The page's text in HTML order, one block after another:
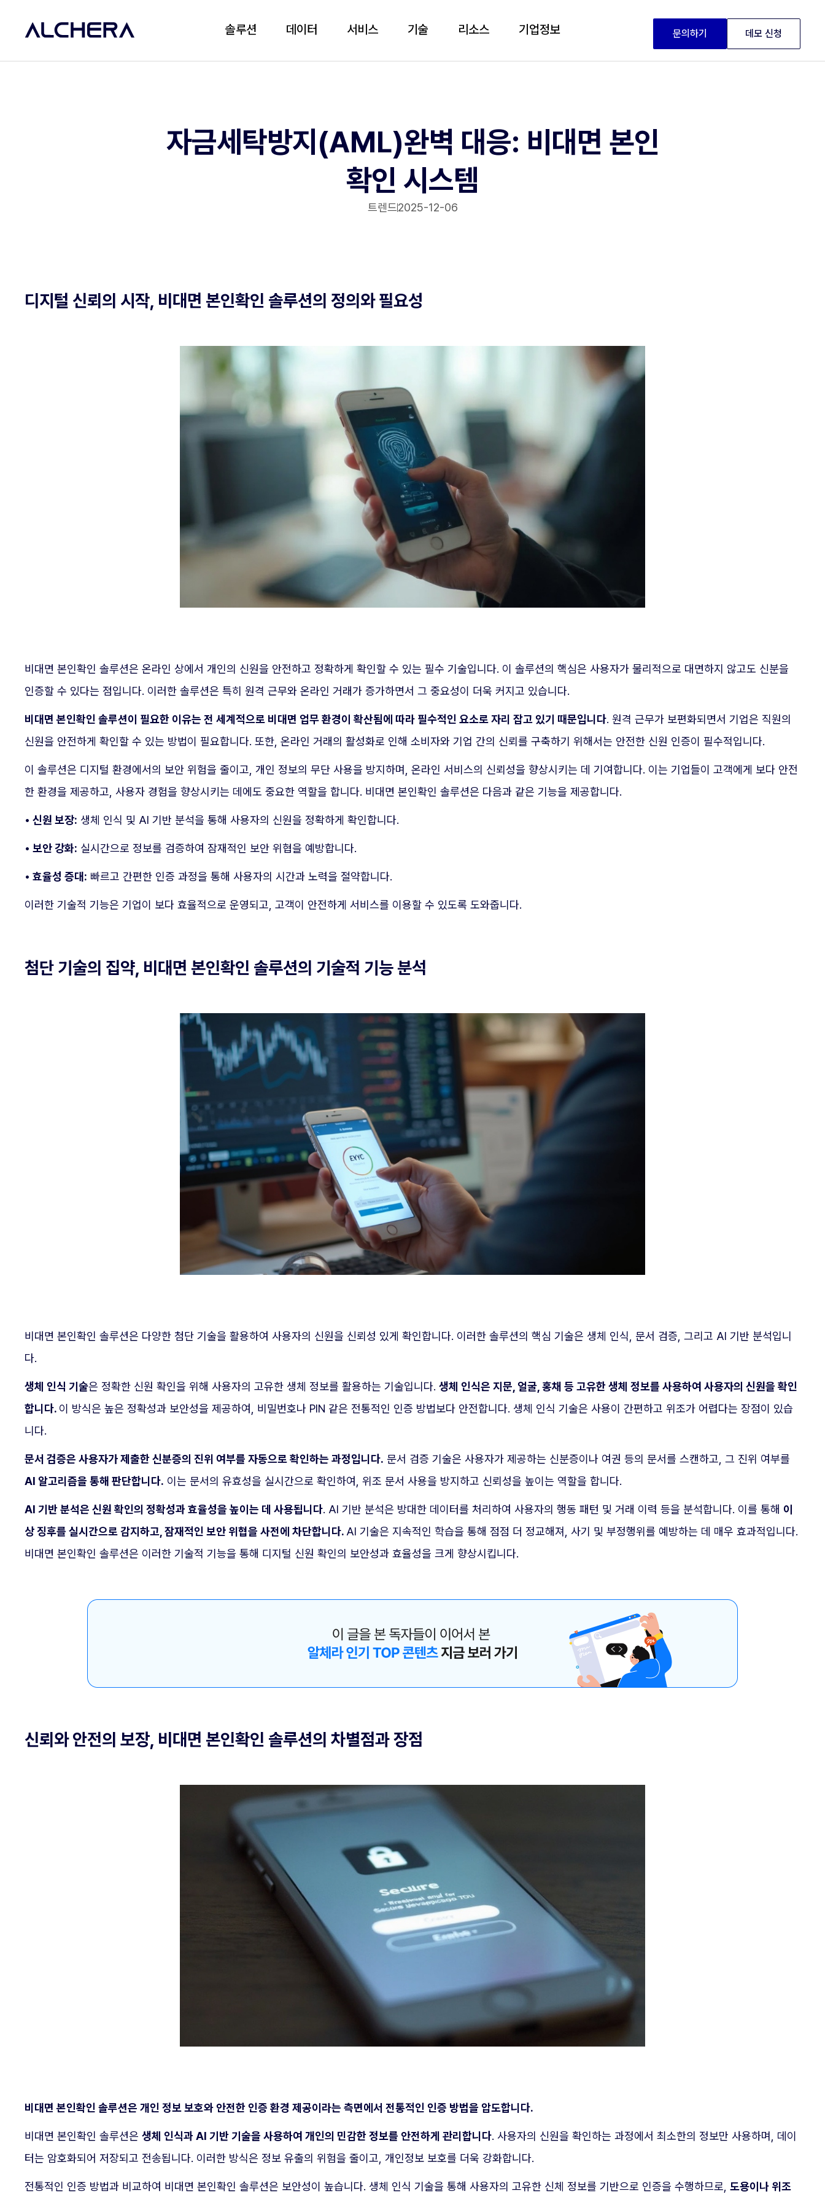
솔루션 데이터 서비스 기술 리소스 기업정보 문의하기 데모 신청
자금세탁방지(AML)완벽 대응: 비대면 본인
확인 시스템
트렌드2025-12-06
디지털 신뢰의 시작, 비대면 본인확인 솔루션의 정의와 필요성
비대면 본인확인 솔루션은 온라인 상에서 개인의 신원을 안전하고 정확하게 확인할 수 있는 필수 기술입니다. 이 솔루션의 핵심은 사용자가 물리적으로 대면하지 않고도 신분을
인증할 수 있다는 점입니다. 이러한 솔루션은 특히 원격 근무와 온라인 거래가 증가하면서 그 중요성이 더욱 커지고 있습니다.
비대면 본인확인 솔루션이 필요한 이유는 전 세계적으로 비대면 업무 환경이 확산됨에 따라 필수적인 요소로 자리 잡고 있기 때문입니다. 원격 근무가 보편화되면서 기업은 직원의
신원을 안전하게 확인할 수 있는 방법이 필요합니다. 또한, 온라인 거래의 활성화로 인해 소비자와 기업 간의 신뢰를 구축하기 위해서는 안전한 신원 인증이 필수적입니다.
이 솔루션은 디지털 환경에서의 보안 위험을 줄이고, 개인 정보의 무단 사용을 방지하며, 온라인 서비스의 신뢰성을 향상시키는 데 기여합니다. 이는 기업들이 고객에게 보다 안전
한 환경을 제공하고, 사용자 경험을 향상시키는 데에도 중요한 역할을 합니다. 비대면 본인확인 솔루션은 다음과 같은 기능을 제공합니다.
• 신원 보장: 생체 인식 및 AI 기반 분석을 통해 사용자의 신원을 정확하게 확인합니다.
• 보안 강화: 실시간으로 정보를 검증하여 잠재적인 보안 위협을 예방합니다.
• 효율성 증대: 빠르고 간편한 인증 과정을 통해 사용자의 시간과 노력을 절약합니다.
이러한 기술적 기능은 기업이 보다 효율적으로 운영되고, 고객이 안전하게 서비스를 이용할 수 있도록 도와줍니다.
첨단 기술의 집약, 비대면 본인확인 솔루션의 기술적 기능 분석
비대면 본인확인 솔루션은 다양한 첨단 기술을 활용하여 사용자의 신원을 신뢰성 있게 확인합니다. 이러한 솔루션의 핵심 기술은 생체 인식, 문서 검증, 그리고 AI 기반 분석입니
다.
생체 인식 기술은 정확한 신원 확인을 위해 사용자의 고유한 생체 정보를 활용하는 기술입니다. 생체 인식은 지문, 얼굴, 홍채 등 고유한 생체 정보를 사용하여 사용자의 신원을 확인
합니다. 이 방식은 높은 정확성과 보안성을 제공하여, 비밀번호나 PIN 같은 전통적인 인증 방법보다 안전합니다. 생체 인식 기술은 사용이 간편하고 위조가 어렵다는 장점이 있습
니다.
문서 검증은 사용자가 제출한 신분증의 진위 여부를 자동으로 확인하는 과정입니다. 문서 검증 기술은 사용자가 제공하는 신분증이나 여권 등의 문서를 스캔하고, 그 진위 여부를
AI 알고리즘을 통해 판단합니다. 이는 문서의 유효성을 실시간으로 확인하여, 위조 문서 사용을 방지하고 신뢰성을 높이는 역할을 합니다.
AI 기반 분석은 신원 확인의 정확성과 효율성을 높이는 데 사용됩니다. AI 기반 분석은 방대한 데이터를 처리하여 사용자의 행동 패턴 및 거래 이력 등을 분석합니다. 이를 통해 이
상 징후를 실시간으로 감지하고, 잠재적인 보안 위협을 사전에 차단합니다. AI 기술은 지속적인 학습을 통해 점점 더 정교해져, 사기 및 부정행위를 예방하는 데 매우 효과적입니다.
비대면 본인확인 솔루션은 이러한 기술적 기능을 통해 디지털 신원 확인의 보안성과 효율성을 크게 향상시킵니다.
신뢰와 안전의 보장, 비대면 본인확인 솔루션의 차별점과 장점
비대면 본인확인 솔루션은 개인 정보 보호와 안전한 인증 환경 제공이라는 측면에서 전통적인 인증 방법을 압도합니다.
비대면 본인확인 솔루션은 생체 인식과 AI 기반 기술을 사용하여 개인의 민감한 정보를 안전하게 관리합니다. 사용자의 신원을 확인하는 과정에서 최소한의 정보만 사용하며, 데이
터는 암호화되어 저장되고 전송됩니다. 이러한 방식은 정보 유출의 위험을 줄이고, 개인정보 보호를 더욱 강화합니다.
전통적인 인증 방법과 비교하여 비대면 본인확인 솔루션은 보안성이 높습니다. 생체 인식 기술을 통해 사용자의 고유한 신체 정보를 기반으로 인증을 수행하므로, 도용이나 위조